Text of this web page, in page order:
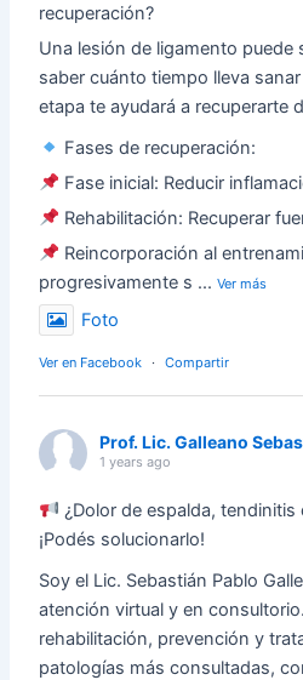
recuperación?
Una lesión de ligamento puede
saber cuánto tiempo lleva
etapa te ayudará a recuperarte
Fases de recuperación:
Fase inicial: Reducir
Rehabilitación: Recuperar
Reincorporación al
progresivamente s ...Ver más
Foto
Ver en Facebook · Compartir
Prof. Lic. Galleano
1 years ago
¿Dolor de espalda,
¡Podés solucionarlo!
Soy el Lic. Sebastián Pablo
atención virtual y en
rehabilitación, prevención y
patologías más consultadas,